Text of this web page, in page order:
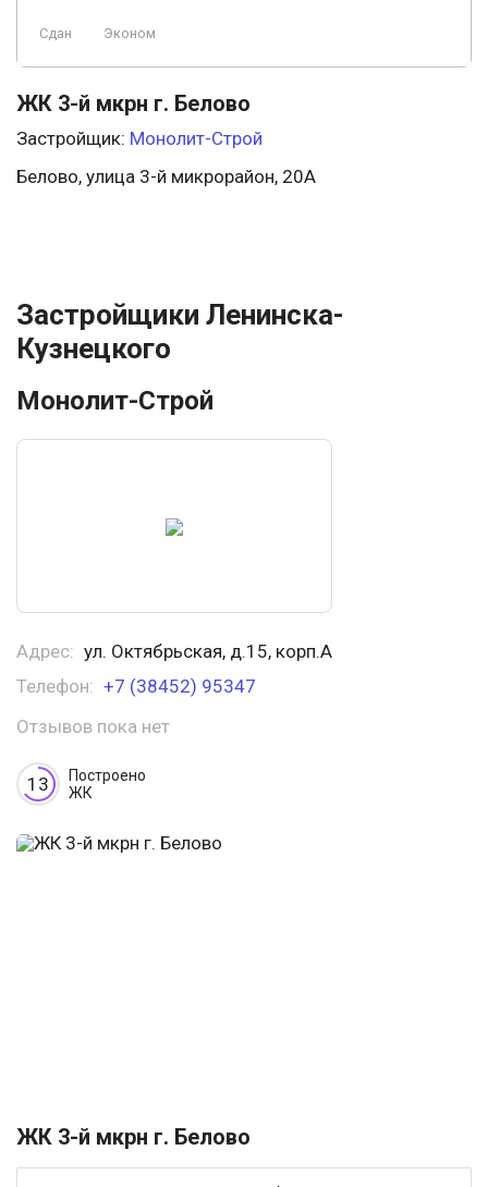
Сдан Эконом
ЖК 3-й мкрн г. Белово
Застройщик: Монолит-Строй
Белово, улица 3-й микрорайон, 20А
Застройщики Ленинска-
Кузнецкого
Монолит-Строй
Адрес: ул. Октябрьская, д.15, корп.А
Телефон: +7 (38452) 95347
Отзывов пока нет
13
Построено
ЖК
ЖК 3-й мкрн г. Белово